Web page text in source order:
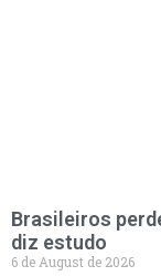
Brasileiros
diz estudo
6 de August de 2026